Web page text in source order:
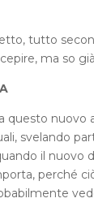
tutto
ma so
questo nuovo
svelando
il nuovo
perché